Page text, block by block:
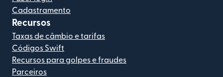
Cadastramento
Recursos
Taxas de câmbio e tarifas
Códigos Swift
Recursos para golpes e fraudes
Parceiros